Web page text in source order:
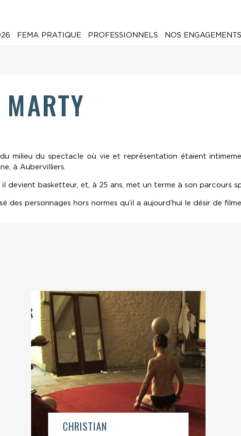
FEMA PRATIQUE PROFESSIONNELS NOS ENGAGEMENTS
milieu du spectacle où vie et représentation étaient
à Aubervilliers.
devient basketteur, et, à 25 ans, met un terme à son parcours
des personnages hors normes qu’il a aujourd’hui le désir de
CHRISTIAN